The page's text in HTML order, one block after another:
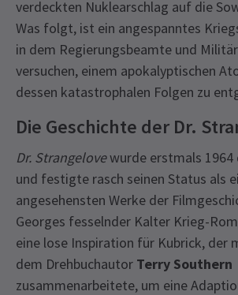
verdeckten Nuklearschlag auf die
Was folgt, ist ein angespanntes
in dem Regierungsbeamte und
versuchen, einem apokalyptischen
dessen katastrophalen Folgen zu
Die Geschichte der Dr.
Dr. Strangelovewurde erstmals 1964
und festigte rasch seinen Status als
angesehensten Werke der
Georges fesselnder Kalter Krieg-
eine lose Inspiration für Kubrick, der
dem Drehbuchautor Terry Southern
zusammenarbeitete, um eine